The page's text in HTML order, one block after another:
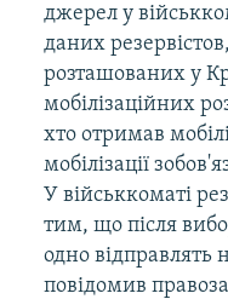
джерел у
даних
розташованих у
мобілізаційних
хто отримав
мобілізації
У військкоматі
тим, що після
одно відправлять
повідомив